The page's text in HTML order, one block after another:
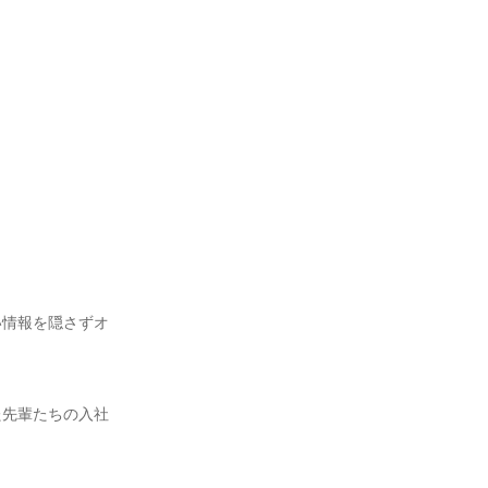
報を隠さずオ
輩たちの入社